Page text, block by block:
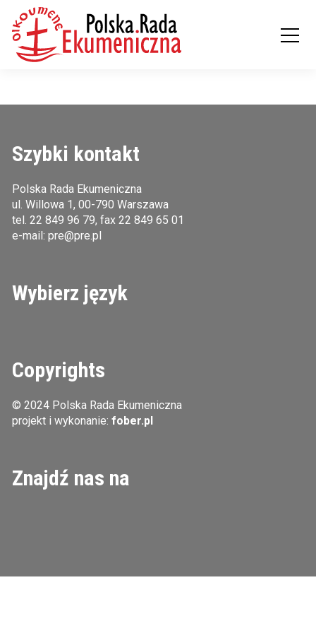
Szybki kontakt
Polska Rada Ekumeniczna
ul. Willowa 1, 00-790 Warszawa
tel. 22 849 96 79, fax 22 849 65 01
e-mail: pre@pre.pl
Wybierz język
Copyrights
© 2024 Polska Rada Ekumeniczna
projekt i wykonanie: fober.pl
Znajdź nas na